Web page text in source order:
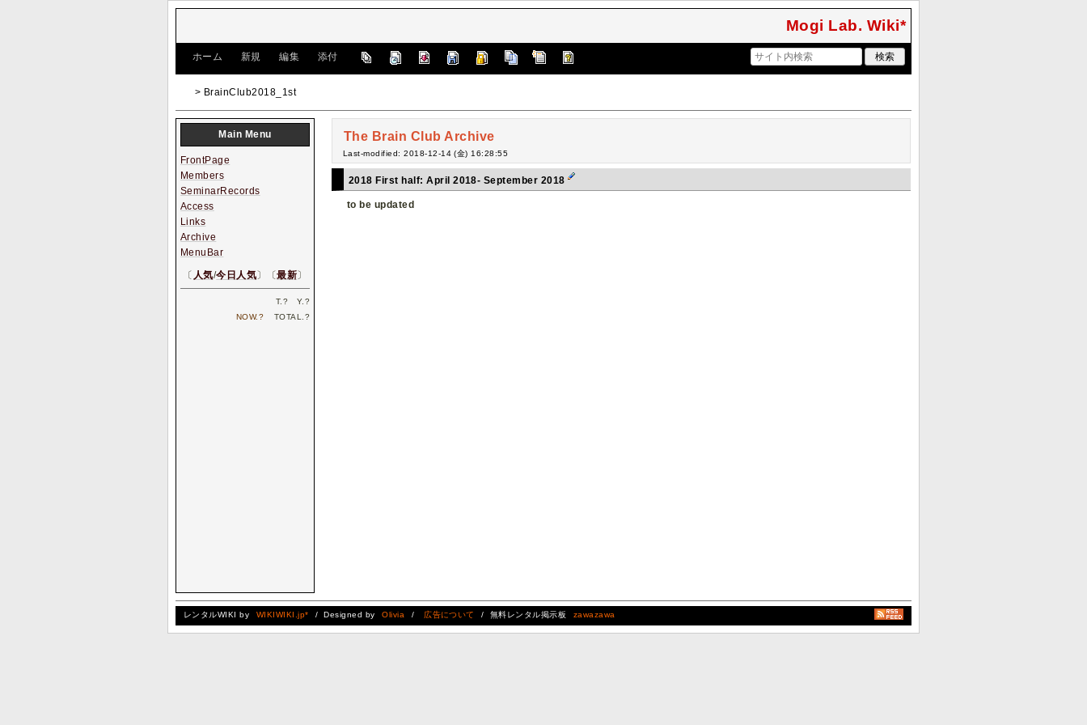
Mogi Lab. Wiki*
ホーム 新規 編集 添付
> BrainClub2018_1st
The Brain Club Archive
Last-modified: 2018-12-14 (金) 16:28:55
2018 First half: April 2018- September 2018
to be updated
Main Menu
FrontPage
Members
SeminarRecords
Access
Links
Archive
MenuBar
〔 人気/今日人気〕〔最新〕
T. ? Y. ?
NOW.? TOTAL. ?
レンタルWIKI by WIKIWIKI.jp* / Designed by Olivia / 広告について / 無料レンタル掲示板 zawazawa